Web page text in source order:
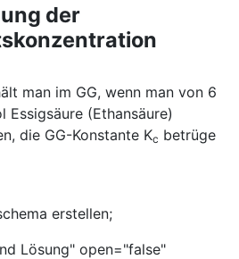
der
man im GG, wenn man von 6
Essigsäure (Ethansäure)
die GG-Konstante Kc betrüge
erstellen;
Lösung" open="false"